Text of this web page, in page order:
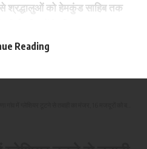
से श्रद्धालुओं को हेमकुंड साहिब तक
होगा।
Reading